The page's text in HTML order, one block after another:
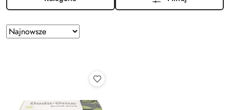
Zastosowano
sortowanie:
Sortuj
według